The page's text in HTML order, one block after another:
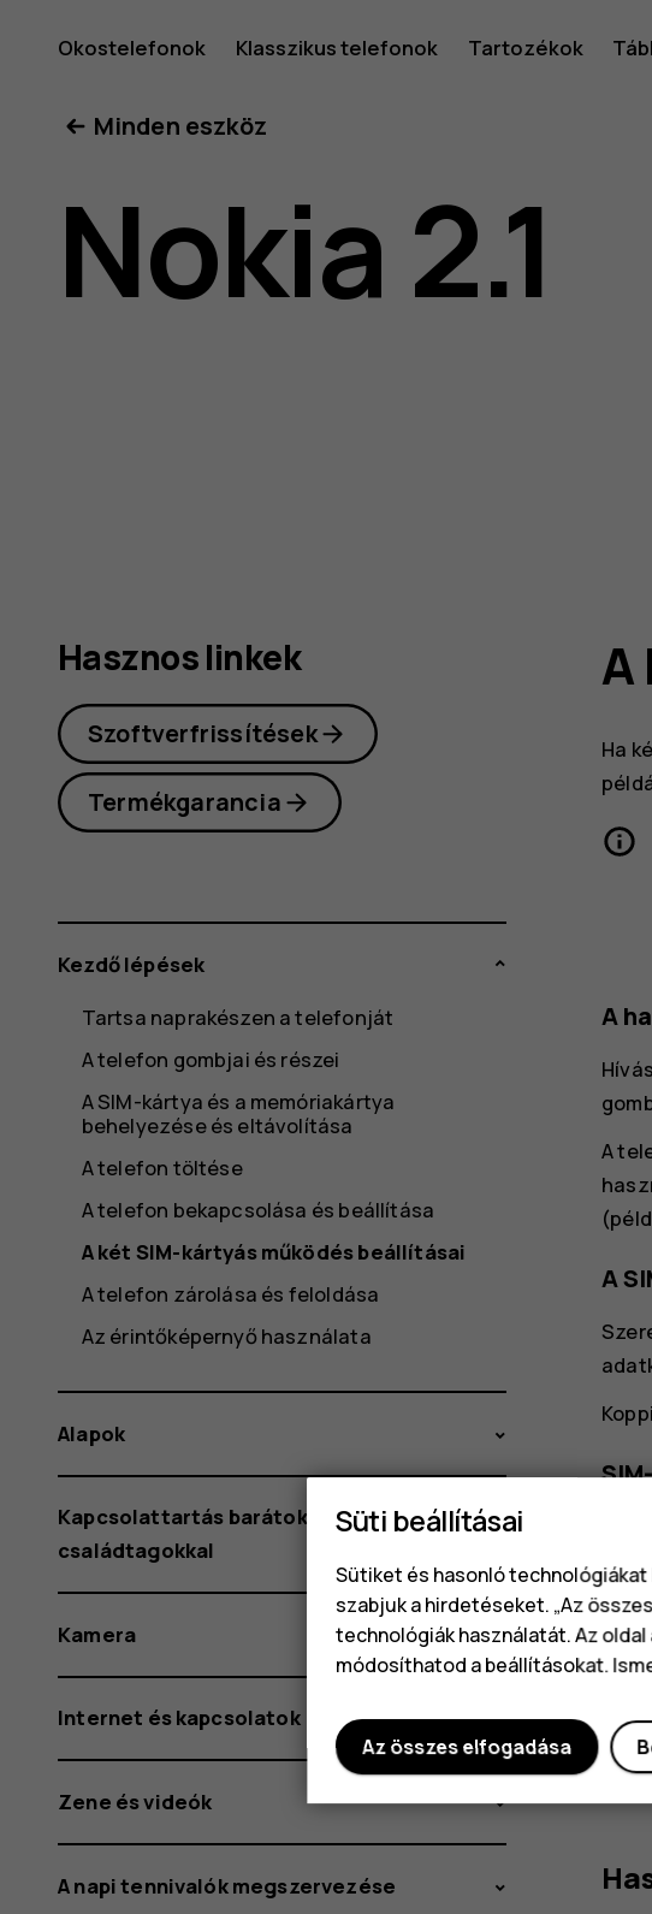
Nokia
2.1
felhasználói
Okostelefonok Klasszikus telefonok Tartozékok
Minden eszköz
Nokia 2.1
A
Ha
A
A
A
A
Az
Hasznos linkek
Szoftverfrissítések
Termékgarancia
Kezdő lépések
Tartsa naprakészen a telefonját
A telefon gombjai és részei
A SIM-kártya és a memóriakártya
behelyezése és eltávolítása
A telefon töltése
A telefon bekapcsolása és beállítása
A két SIM-kártyás működés beállításai
A telefon zárolása és feloldása
Az érintőképernyő használata
Alapok
Kapcsolattartás barátokkal és
családtagokkal
Kamera
Internet és kapcsolatok
Zene és videók
A napi tennivalók megszervezése
Süti beállításai
Sütiket és hasonló
szabjuk a hirdetéseket. „Az
technológiák használatát. Az
módosíthatod a beállításokat.
Az összes elfogadása